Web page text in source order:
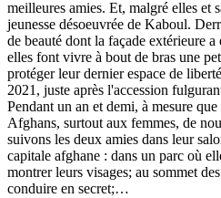
meilleures amies. Et, malgré elles et
jeunesse désoeuvrée de Kaboul.
de beauté dont la façade extérieure a
elles font vivre à bout de bras une
protéger leur dernier espace de
2021, juste après l'accession
Pendant un an et demi, à mesure
Afghans, surtout aux femmes, de
suivons les deux amies dans leur
capitale afghane : dans un parc où
montrer leurs visages; au sommet
conduire en secret;…